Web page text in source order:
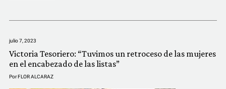
julio 7, 2023
Victoria Tesoriero: “Tuvimos un retroceso de las mujeres
en el encabezado de las listas”
PorFLOR ALCARAZ